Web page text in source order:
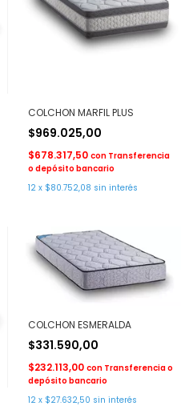
COLCHON MARFIL PLUS
$969.025,00
$678.317,50 con Transferencia
o depósito bancario
12 x $80.752,08 sin interés
COLCHON ESMERALDA
$331.590,00
$232.113,00 con Transferencia o
depósito bancario
12 x $27.632,50 sin interés